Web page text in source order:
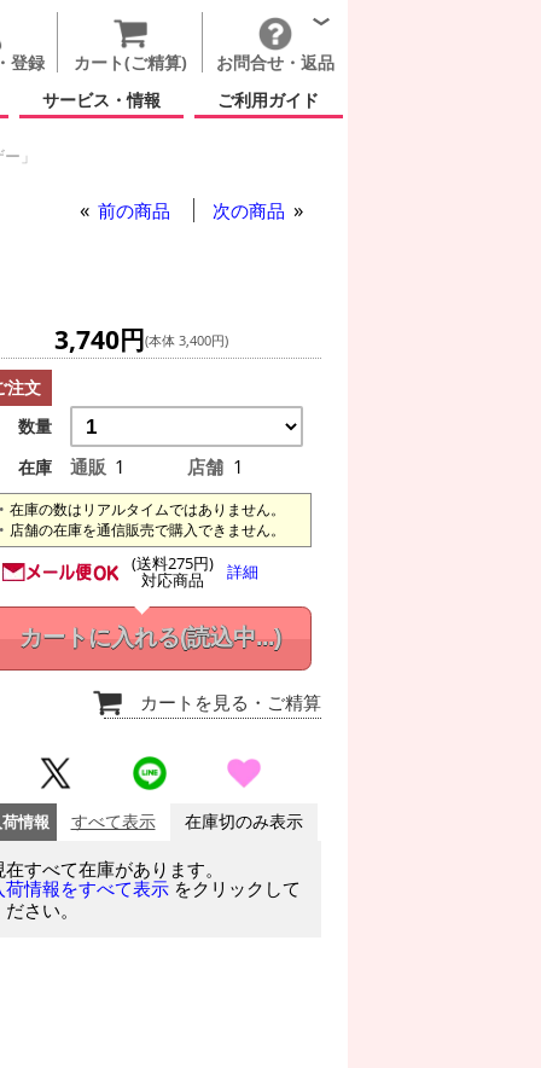
登録 カート(ご精算)
お問合せ・返品
サービス・情報
ご利用ガイド
」
前の商品 次の商品
3,740円(本体 3,400円)
注文
数量
在庫
通販 1 店舗 1
在庫の数はリアルタイムではありません。
店舗の在庫を通信販売で購入できません。
(送料275円)
対応商品 詳細
カートに入れる(読込中...)
カートを見る ・ご精算
情報 すべて表示 在庫切のみ表示
在すべて在庫があります。
荷情報をすべて表示 をクリックして
さい。